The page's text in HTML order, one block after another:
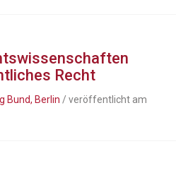
Recht
Bund, Berlin / veröffentlicht am